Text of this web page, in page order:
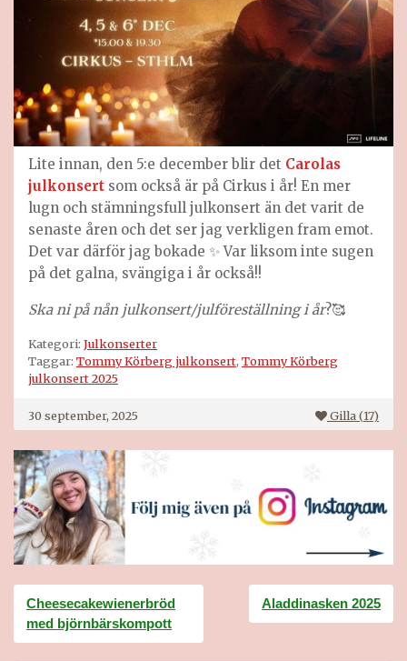
Lite innan, den 5:e december blir det Carolas
julkonsert som också är på Cirkus i år! En mer
lugn och stämningsfull julkonsert än det varit de
senaste åren och det ser jag verkligen fram emot.
Det var därför jag bokade ✨ Var liksom inte sugen
på det galna, svängiga i år också!!
Ska ni på nån julkonsert/julföreställning i år?🥰
Kategori: Julkonserter
Taggar: Tommy Körberg julkonsert, Tommy Körberg
julkonsert 2025
30 september, 2025 Gilla (17)
Inläggsnavigering
Cheesecakewienerbröd
med björnbärskompott
Aladdinasken 2025